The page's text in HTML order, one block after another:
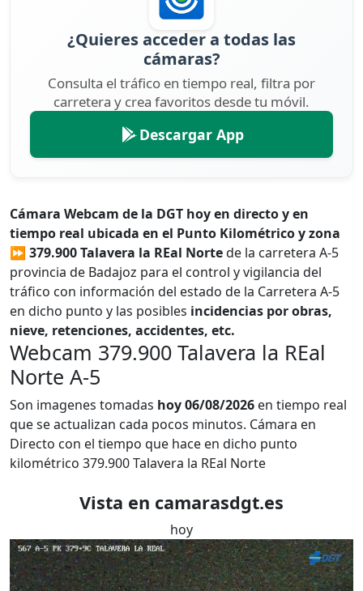
¿Quieres acceder a todas las
cámaras?
Consulta el tráfico en tiempo real, filtra por
carretera y crea favoritos desde tu móvil.
Descargar App
Cámara Webcam de la DGT hoy en directo y en
tiempo real ubicada en el Punto Kilométrico y zona
⏩ 379.900 Talavera la REal Nortede la carretera A-5
provincia de Badajoz para el control y vigilancia del
tráfico con información del estado de la Carretera A-5
en dicho punto y las posibles incidencias por obras,
nieve, retenciones, accidentes, etc.
Webcam 379.900 Talavera la REal
Norte A-5
Son imagenes tomadas hoy 06/08/2026 en tiempo real
que se actualizan cada pocos minutos. Cámara en
Directo con el tiempo que hace en dicho punto
kilométrico 379.900 Talavera la REal Norte
Vista en camarasdgt.es
hoy